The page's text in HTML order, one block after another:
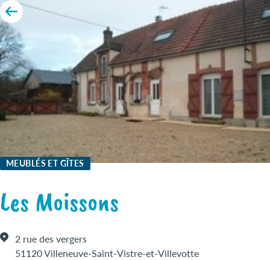
MEUBLÉS ET GÎTES
Les Moissons
2 rue des vergers
51120 Villeneuve-Saint-Vistre-et-Villevotte